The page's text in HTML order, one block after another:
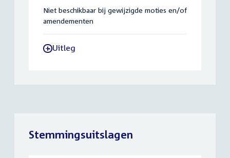
Niet beschikbaar bij gewijzigde moties en/of
amendementen
-Uitleg
Stemmingsuitslagen